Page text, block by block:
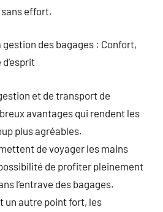
effort.
des bagages : Confort,
et de transport de
avantages qui rendent les
plus agréables.
de voyager les mains
de profiter pleinement
l’entrave des bagages.
un autre point fort, les